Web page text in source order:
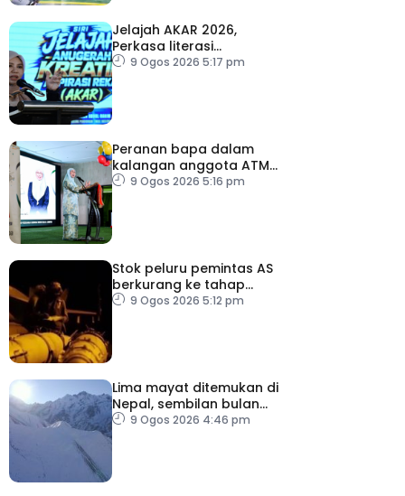
Jelajah AKAR 2026,
Perkasa literasi
kewangan generasi
9 Ogos 2026 5:17 pm
Peranan bapa dalam
kalangan anggota ATM
perlu terus diperkasa –
9 Ogos 2026 5:16 pm
Stok peluru pemintas AS
berkurang ke tahap
membimbangkan
9 Ogos 2026 5:12 pm
Lima mayat ditemukan di
Nepal, sembilan bulan
selepas runtuhan salji
9 Ogos 2026 4:46 pm